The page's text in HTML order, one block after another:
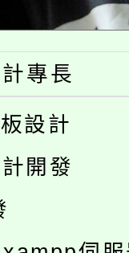
專長
設計
開發